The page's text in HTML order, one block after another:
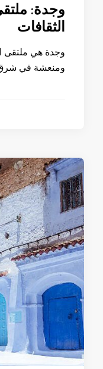
وجدة:
الثقافات
وجدة هي ملتقى
ومنعشة في